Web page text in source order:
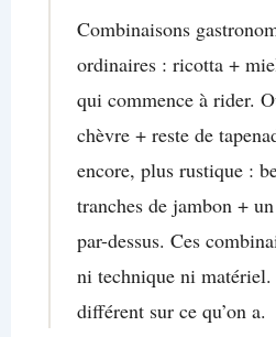
Combinaisons
ordinaires : ricotta +
qui commence à rider.
chèvre + reste de
encore, plus rustique :
tranches de jambon +
par-dessus. Ces
ni technique ni matériel.
différent sur ce qu’on a.